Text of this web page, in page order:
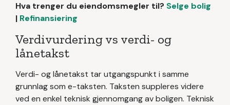
Hva trenger du eiendomsmegler til? Selge bolig
| Refinansiering
Verdivurdering vs verdi- og
lånetakst
Verdi- og lånetakst tar utgangspunkt i samme
grunnlag som e-taksten. Taksten suppleres videre
ved en enkel teknisk gjennomgang av boligen. Teknisk